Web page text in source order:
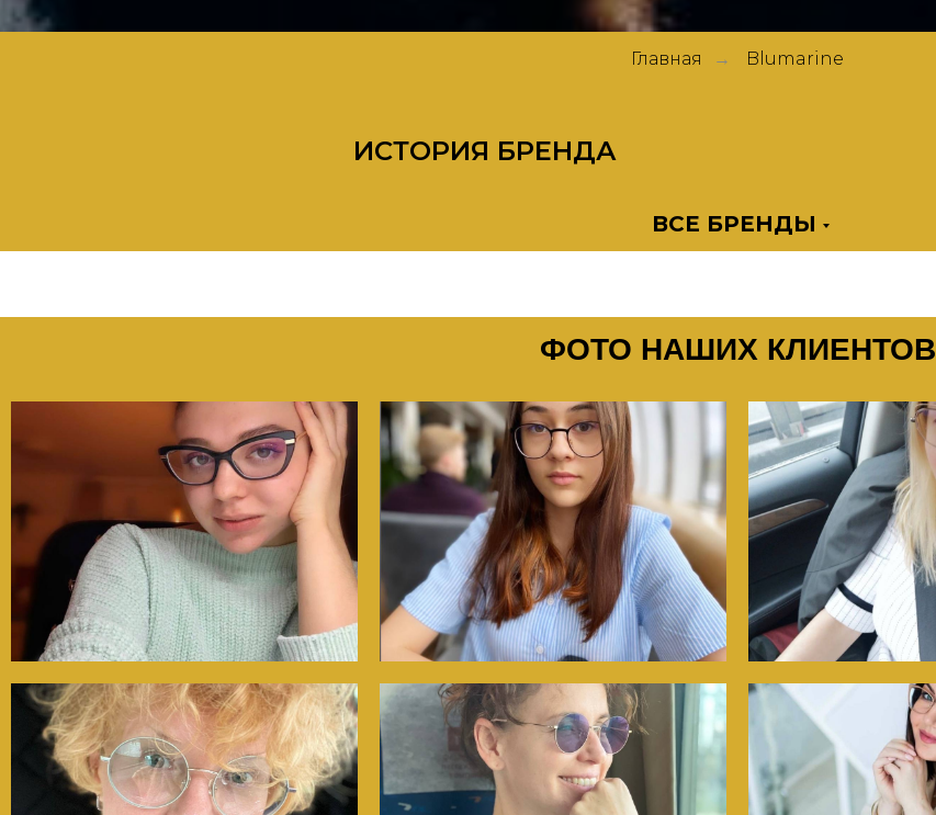
Главная → Blumarine
ИСТОРИЯ БРЕНДА
ВСЕ БРЕНДЫ
ФОТО НАШИХ КЛИЕНТОВ